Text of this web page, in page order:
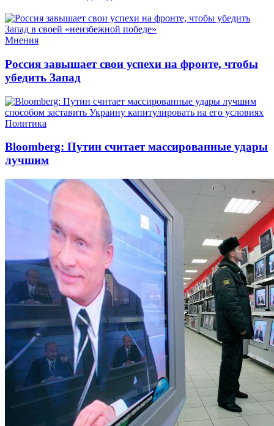
Мнения
Россия завышает свои успехи на фронте, чтобы
убедить Запад
Политика
Bloomberg: Путин считает массированные удары
лучшим